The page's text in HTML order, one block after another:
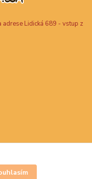
adrese Lidická 689 - vstup z